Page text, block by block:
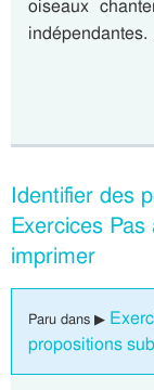
oiseaux
Identifier des
Exercices
imprimer
Paru dans ▶
propositions